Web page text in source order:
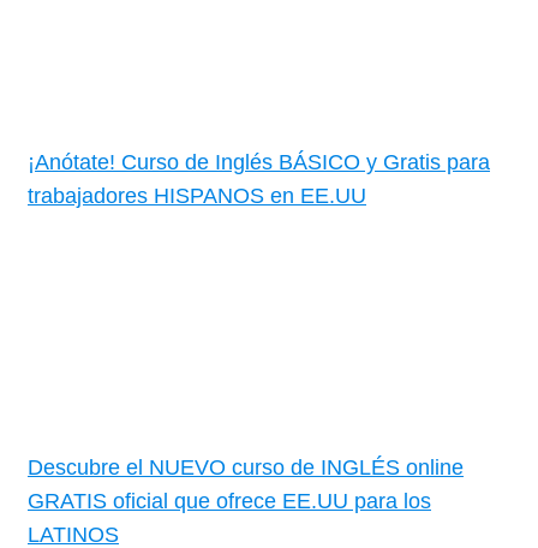
¡Anótate! Curso de Inglés BÁSICO y Gratis para
trabajadores HISPANOS en EE.UU
Descubre el NUEVO curso de INGLÉS online
GRATIS oficial que ofrece EE.UU para los
LATINOS